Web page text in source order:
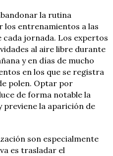
la rutina
los entrenamientos a las
cada jornada. Los expertos
al aire libre durante
y en días de mucho
en los que se registra
polen. Optar por
de forma notable la
previene la aparición de
son especialmente
es trasladar el